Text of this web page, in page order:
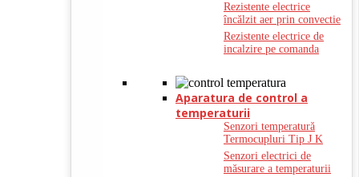
Rezistente electrice
încălzit aer prin convectie
Rezistente electrice de
incalzire pe comanda
Aparatura de control a
temperaturii
Senzori temperatură
Termocupluri Tip J K
Senzori electrici de
măsurare a temperaturii